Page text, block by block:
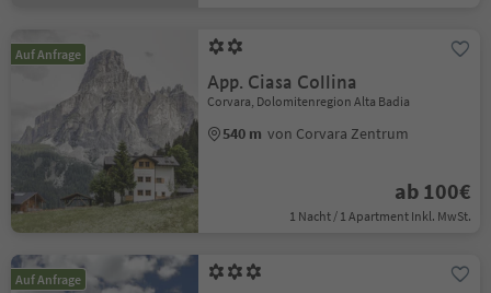
Auf Anfrage
App. Ciasa Collina
Corvara, Dolomitenregion Alta Badia
540 m von Corvara Zentrum
ab 100€
1 Nacht / 1 Apartment Inkl. MwSt.
Auf Anfrage